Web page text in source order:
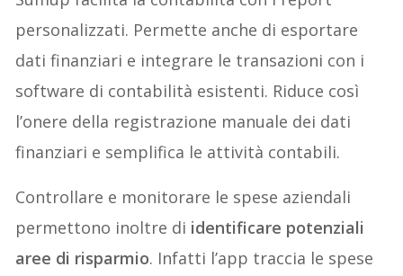
personalizzati. Permette anche di esportare
dati finanziari e integrare le transazioni con i
software di contabilità esistenti. Riduce così
l’onere della registrazione manuale dei dati
finanziari e semplifica le attività contabili.
Controllare e monitorare le spese aziendali
permettono inoltre di identificare potenziali
aree di risparmio. Infatti l’app traccia le spese